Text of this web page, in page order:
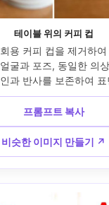
테이블 위의 커피 컵
용 커피 컵을 제거하
굴과 포즈, 동일한 의
과 반사를 보존하여 표
처럼 보입니다 --ar 4:5
프롬프트 복사
비슷한 이미지 만들기 ↗